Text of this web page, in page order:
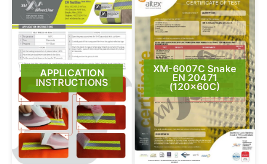
APPLICATION
INSTRUCTIONS
XM-6007C Snake
EN 20471
(120x60C)